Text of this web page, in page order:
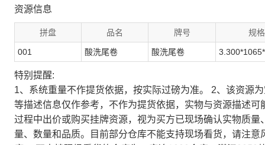
资源信息
拼盘 品名 牌号 规格
001 酸洗尾卷 酸洗尾卷
特别提醒:
1、系统重量不作提货依据，按实际过磅为准。 2、该资源
等描述信息仅作参考，不作为提货依据，实物与资源描述
过程中出价或购买挂牌资源，视为买方已现场确认实物质
量、数量和品质。目前部分仓库不能支持现场看货，请注